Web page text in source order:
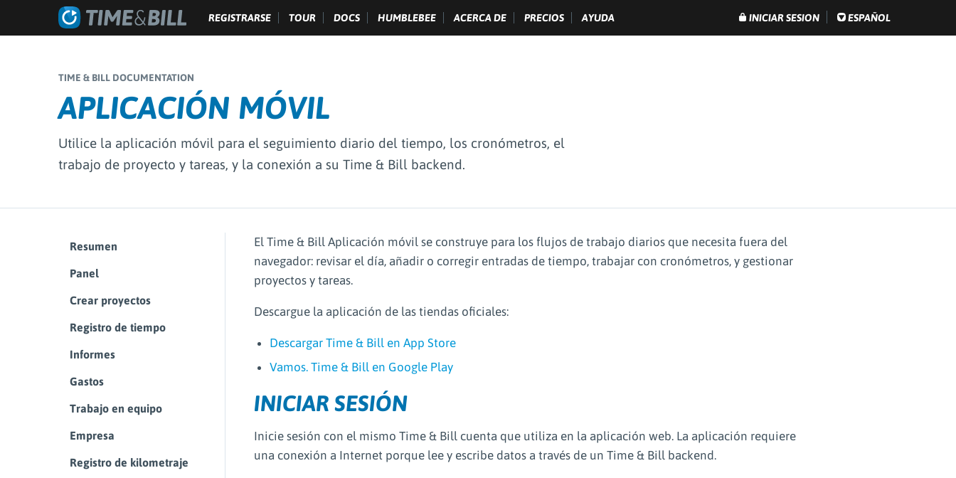
REGISTRARSE TOUR DOCS HUMBLEBEE ACERCA DE PRECIOS AYUDA INICIAR SESION ESPAÑOL
TIME & BILL DOCUMENTATION
APLICACIÓN MÓVIL
Utilice la aplicación móvil para el seguimiento diario del tiempo, los cronómetros, el
trabajo de proyecto y tareas, y la conexión a su Time & Bill backend.
Resumen
Panel
Crear proyectos
Registro de tiempo
Informes
Gastos
Trabajo en equipo
Empresa
Registro de kilometraje
El Time & Bill Aplicación móvil se construye para los flujos de trabajo diarios que necesita fuera del
navegador: revisar el día, añadir o corregir entradas de tiempo, trabajar con cronómetros, y gestionar
proyectos y tareas.
Descargue la aplicación de las tiendas oficiales:
Descargar Time & Bill en App Store
Vamos. Time & Bill en Google Play
INICIAR SESIÓN
Inicie sesión con el mismo Time & Bill cuenta que utiliza en la aplicación web. La aplicación requiere
una conexión a Internet porque lee y escribe datos a través de un Time & Bill backend.